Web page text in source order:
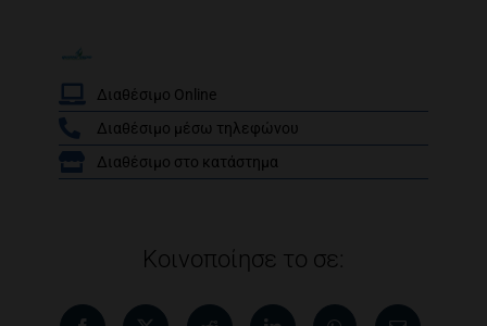
/
Διαθέσιμο Online
Διαθέσιμο μέσω τηλεφώνου
Διαθέσιμο στο κατάστημα
Κοινοποίησε το σε: